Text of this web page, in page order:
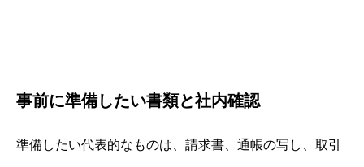
事前に準備したい書類と社内確認
準備したい代表的なものは、請求書、通帳の写し、取引